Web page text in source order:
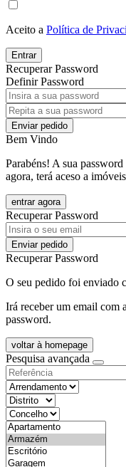
Aceito a Política de
Entrar
Recuperar Password
Definir Password
Enviar pedido
Bem Vindo
Parabéns! A sua
agora, terá aceso a
entrar agora
Recuperar Password
Enviar pedido
Recuperar Password
O seu pedido foi enviado
Irá receber um email com
password.
voltar à homepage
Pesquisa avançada